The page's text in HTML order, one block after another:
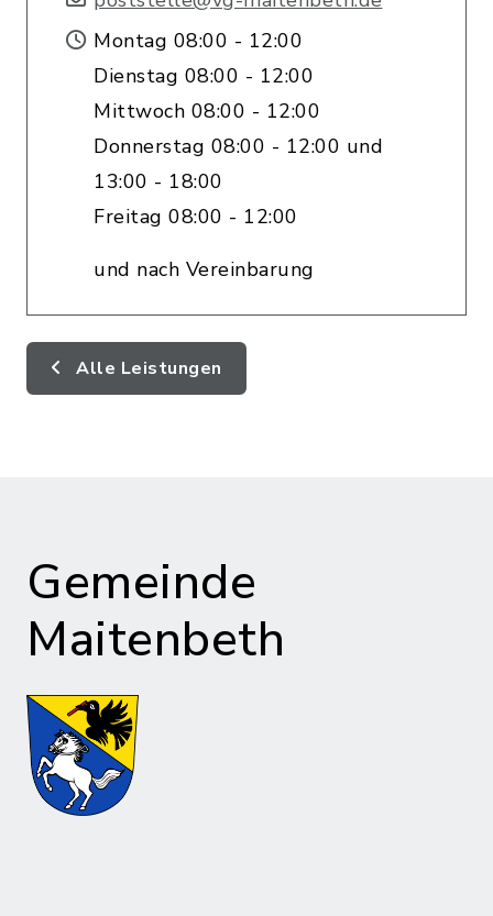
Montag 08:00 - 12:00
Dienstag 08:00 - 12:00
Mittwoch 08:00 - 12:00
Donnerstag 08:00 - 12:00 und
13:00 - 18:00
Freitag 08:00 - 12:00
und nach Vereinbarung
Alle Leistungen
Gemeinde
Maitenbeth